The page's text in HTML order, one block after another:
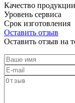
Качество продукции
Уровень сервиса
Срок изготовления
Оставить отзыв
Оставить отзыв на